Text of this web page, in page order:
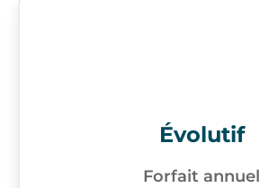
Évolutif
Forfait annuel